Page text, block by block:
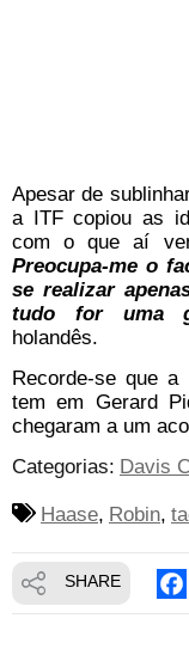
Apesar de
a ITF copiou as
com o que aí
Preocupa-me o
se realizar
tudo for uma
holandês.
Recorde-se que
tem em Gerard
chegaram a um
Categorias: Davis
Haase Robin
SHARE